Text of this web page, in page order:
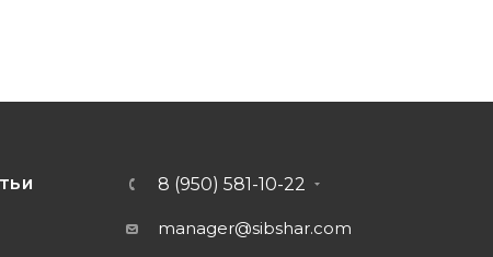
8 (950) 581-10-22
manager@sibshar.com